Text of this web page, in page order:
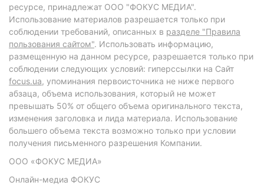
ресурсе, принадлежат ООО "ФОКУС МЕДИА".
Использование материалов разрешается только при
соблюдении требований, описанных в разделе "Правила
пользования сайтом". Использовать информацию,
размещенную на данном ресурсе, разрешается только при
соблюдении следующих условий: гиперссылки на Сайт
focus.ua, упоминания первоисточника не ниже первого
абзаца, объема использования, который не может
превышать 50% от общего объема оригинального текста,
изменения заголовка и лида материала. Использование
большего объема текста возможно только при условии
получения письменного разрешения Компании.
ООО «ФОКУС МЕДИА»
Онлайн-медиа ФОКУС